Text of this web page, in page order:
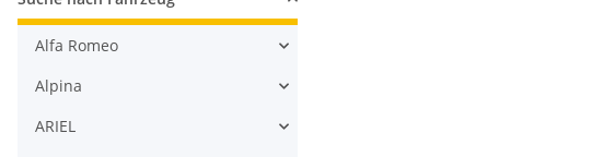
Alfa Romeo
Alpina
ARIEL